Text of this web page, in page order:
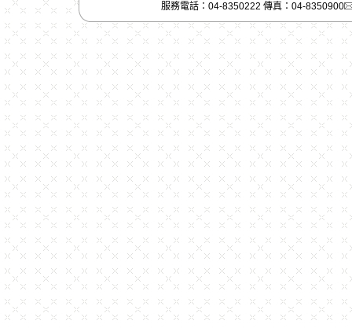
服務電話：04-8350222 傳真：04-8350900